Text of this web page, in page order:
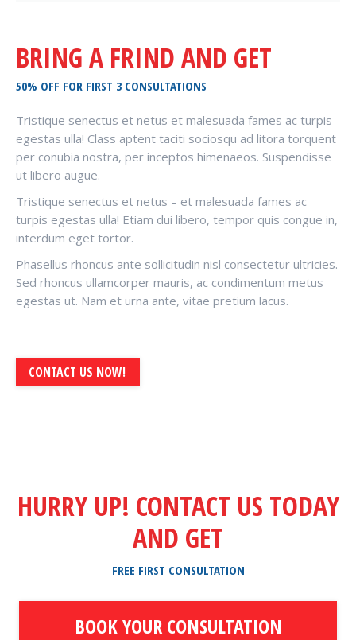
BRING A FRIND AND GET
50% OFF FOR FIRST 3 CONSULTATIONS
Tristique senectus et netus et malesuada fames ac turpis
egestas ulla! Class aptent taciti sociosqu ad litora torquent
per conubia nostra, per inceptos himenaeos. Suspendisse
ut libero augue.
Tristique senectus et netus – et malesuada fames ac
turpis egestas ulla! Etiam dui libero, tempor quis congue in,
interdum eget tortor.
Phasellus rhoncus ante sollicitudin nisl consectetur ultricies.
Sed rhoncus ullamcorper mauris, ac condimentum metus
egestas ut. Nam et urna ante, vitae pretium lacus.
CONTACT US NOW!
HURRY UP! CONTACT US TODAY
AND GET
FREE FIRST CONSULTATION
BOOK YOUR CONSULTATION